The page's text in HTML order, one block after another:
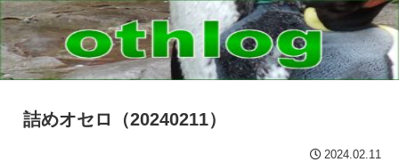
詰めオセロ（20240211）
2024.02.11